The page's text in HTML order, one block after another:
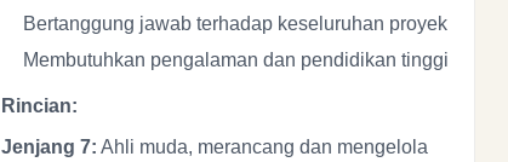
Bertanggung jawab terhadap keseluruhan proyek
Membutuhkan pengalaman dan pendidikan tinggi
Rincian:
Jenjang 7: Ahli muda, merancang dan mengelola